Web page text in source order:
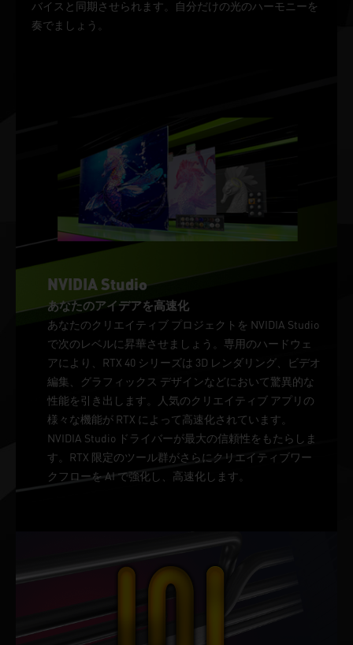
バイスと同期させられます。自分だけの光のハーモニーを
奏でましょう。
NVIDIA Studio
あなたのアイデアを高速化
あなたのクリエイティブ プロジェクトを NVIDIA Studio
で次のレベルに昇華させましょう。専用のハードウェ
アにより、RTX 40 シリーズは 3D レンダリング、ビデオ
編集、グラフィックス デザインなどにおいて驚異的な
性能を引き出します。人気のクリエイティブ アプリの
様々な機能が RTX によって高速化されています。
NVIDIA Studio ドライバーが最大の信頼性をもたらしま
す。RTX 限定のツール群がさらにクリエイティブワー
クフローを AI で強化し、高速化します。